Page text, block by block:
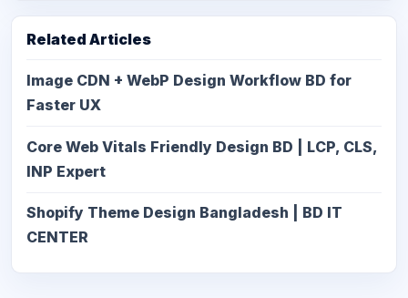
Related Articles
Image CDN + WebP Design Workflow BD for
Faster UX
Core Web Vitals Friendly Design BD | LCP, CLS,
INP Expert
Shopify Theme Design Bangladesh | BD IT
CENTER